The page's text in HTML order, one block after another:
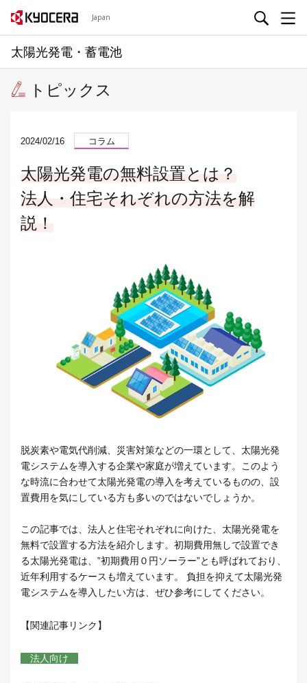
Japan
太陽光発電・蓄電池
トピックス
2024/02/16 コラム
太陽光発電の無料設置とは？
法人・住宅それぞれの方法を解
説！
脱炭素や電気代削減、災害対策などの一環として、太陽光発
電システムを導入する企業や家庭が増えています。このよう
な時流に合わせて太陽光発電の導入を考えているものの、設
置費用を気にしている方も多いのではないでしょうか。
この記事では、法人と住宅それぞれに向けた、太陽光発電を
無料で設置する方法を紹介します。初期費用無しで設置でき
る太陽光発電は、”初期費用０円ソーラー”とも呼ばれており、
近年利用するケースも増えています。 負担を抑えて太陽光発
電システムを導入したい方は、ぜひ参考にしてください。
【関連記事リンク】
法人向け